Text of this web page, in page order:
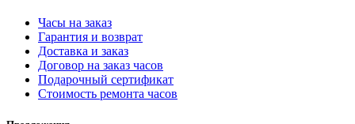
Часы на заказ
Гарантия и возврат
Доставка и заказ
Договор на заказ часов
Подарочный сертификат
Стоимость ремонта часов